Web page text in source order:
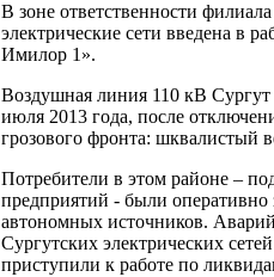
В зоне ответственности
электрические сети введена в
Имилор 1».
Воздушная линия 110 кВ
июля 2013 года, после
грозового фронта: шквалистый
Потребители в этом районе –
предприятий - были
автономных источников.
Сургутских электрических
приступили к работе по